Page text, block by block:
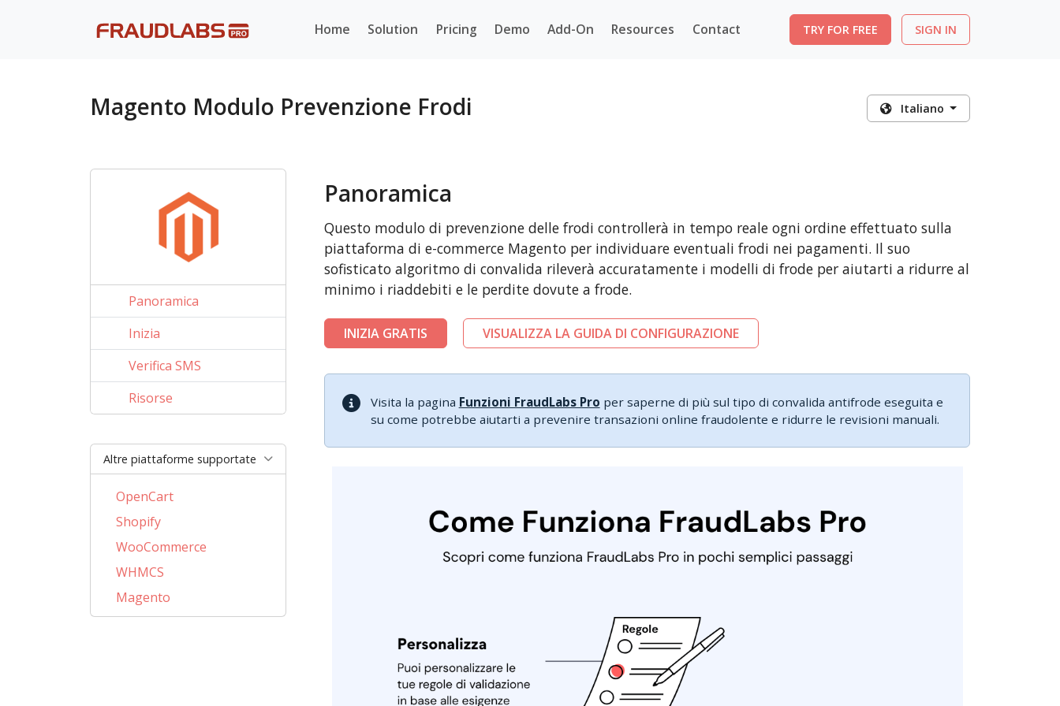
Home Solution Pricing Demo Add-On Resources Contact TRY FOR FREE SIGN IN
Magento Modulo Prevenzione Frodi Italiano
Panoramica
Inizia
Verifica SMS
Risorse
Altre piattaforme supportate
OpenCart
Shopify
WooCommerce
WHMCS
Magento
PrestaShop
Panoramica
Questo modulo di prevenzione delle frodi controllerà in tempo reale ogni ordine effettuato sulla
piattaforma di e-commerce Magento per individuare eventuali frodi nei pagamenti. Il suo
sofisticato algoritmo di convalida rileverà accuratamente i modelli di frode per aiutarti a ridurre al
minimo i riaddebiti e le perdite dovute a frode.
INIZIA GRATIS VISUALIZZA LA GUIDA DI CONFIGURAZIONE
Visita la pagina Funzioni FraudLabs Pro per saperne di più sul tipo di convalida antifrode eseguita e
su come potrebbe aiutarti a prevenire transazioni online fraudolente e ridurre le revisioni manuali.